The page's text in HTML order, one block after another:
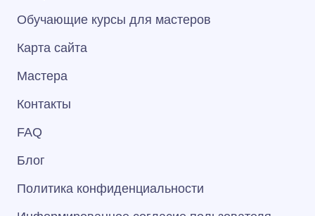
Обучающие курсы для мастеров
Карта сайта
Мастера
Контакты
FAQ
Блог
Политика конфиденциальности